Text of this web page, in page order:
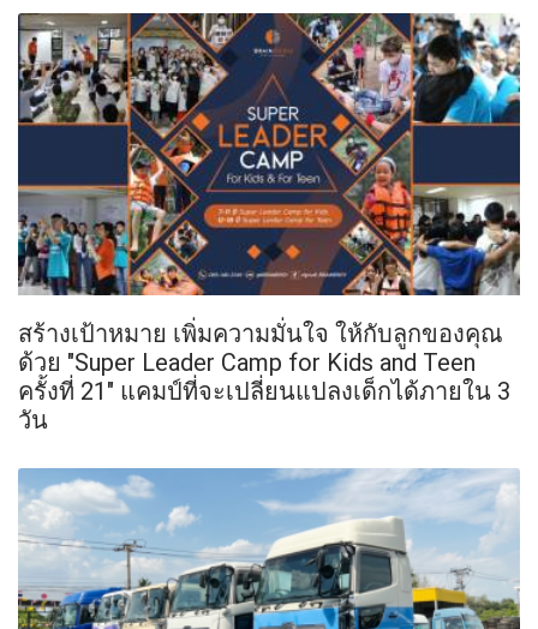
สร้างเป้าหมาย เพิ่มความมั่นใจ ให้กับลูกของคุณ
ด้วย "Super Leader Camp for Kids and Teen
ครั้งที่ 21" แคมป์ที่จะเปลี่ยนแปลงเด็กได้ภายใน 3
วัน